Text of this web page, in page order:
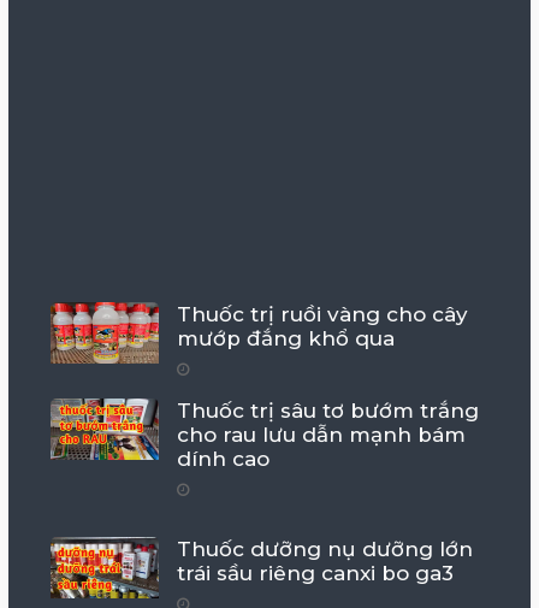
Thuốc trị ruồi vàng cho cây
mướp đắng khổ qua
Thuốc trị sâu tơ bướm trắng
cho rau lưu dẫn mạnh bám
dính cao
Thuốc dưỡng nụ dưỡng lớn
trái sầu riêng canxi bo ga3